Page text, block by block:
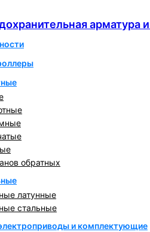
арматура
обратных
латунные
стальные
и комплектующие